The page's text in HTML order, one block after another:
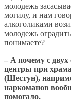
молодежь
могилу, и нам
алкоголиками
молодежь
понимаете?
– А почему с двух
центры при
(Шестун),
наркоманов
помогало.